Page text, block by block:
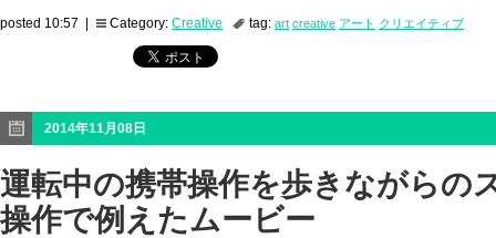
posted 10:57 | Category: Creative tag: art creative アート クリエイティブ
2014年11月08日
運転中の携帯操作を歩きながらの
操作で例えたムービー